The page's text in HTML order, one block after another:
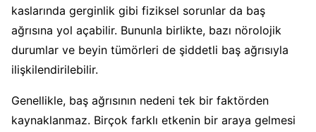
kaslarında gerginlik gibi fiziksel sorunlar da baş
ağrısına yol açabilir. Bununla birlikte, bazı nörolojik
durumlar ve beyin tümörleri de şiddetli baş ağrısıyla
ilişkilendirilebilir.
Genellikle, baş ağrısının nedeni tek bir faktörden
kaynaklanmaz. Birçok farklı etkenin bir araya gelmesi